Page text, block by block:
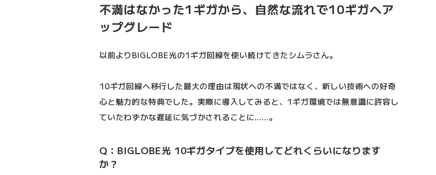
不満はなかった1ギガから、自然な流れで10ギガへア
ップグレード
以前よりBIGLOBE光の1ギガ回線を使い続けてきたシムラさん。
10ギガ回線へ移行した最大の理由は現状への不満ではなく、新しい技術への好奇
心と魅力的な特典でした。実際に導入してみると、1ギガ環境では無意識に許容し
ていたわずかな遅延に気づかされることに……。
Q：BIGLOBE光 10ギガタイプを使用してどれくらいになります
か？